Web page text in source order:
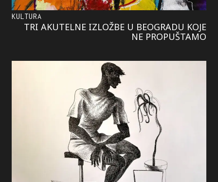
KULTURA
TRI AKUTELNE IZLOŽBE U BEOGRADU KOJE
NE PROPUŠTAMO